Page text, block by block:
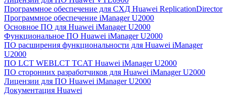
Программное обеспечение для СХД Huawei ReplicationDirector
Программное обеспечение iManager U2000
Основное ПО для Huawei iManager U2000
Функциональное ПО Huawei iManager U2000
ПО расширения функциональности для Huawei iManager
U2000
ПО LCT WEBLCT TCAT Huawei iManager U2000
ПО сторонних разработчиков для Huawei iManager U2000
Лицензии для ПО Huawei iManager U2000
Документация Huawei